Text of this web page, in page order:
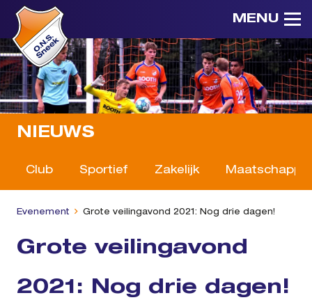
MENU
NIEUWS
Club Sportief Zakelijk
Evenement Grote veilingavond 2021: Nog drie dagen!
Grote veilingavond
2021: Nog drie dagen!